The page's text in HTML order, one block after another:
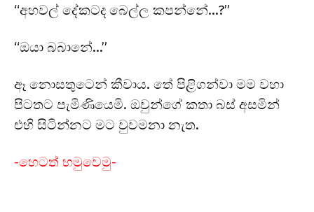
“අහවල් දේකටද බෙල්ල කපන්නේ…?”
“ඔයා බබානේ…”
ඈ නොසතුටෙන් කීවාය. තේ පිළිගන්වා මම වහා
පිටතට පැමිණියෙමි. ඔවුන්ගේ කතා බස් අසමින්
එහි සිටින්නට මට වුවමනා නැත.
-හෙටත් හමුවෙමු-